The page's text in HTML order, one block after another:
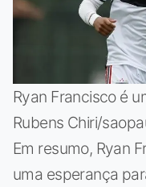
Ryan Francisco é
Rubens Chiri/
Em resumo, Ryan
uma esperança